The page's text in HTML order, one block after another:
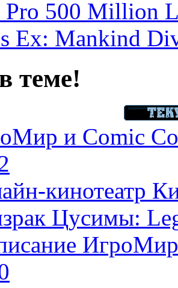
Pro 500 Million
Ex: Mankind
теме!
и Comic
кинотеатр
Цусимы: